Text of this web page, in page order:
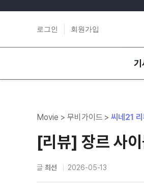
로그인 회원가입
기
Movie > 무비가이드 >씨네21
[리뷰] 장르 사
글 최선 2026-05-13